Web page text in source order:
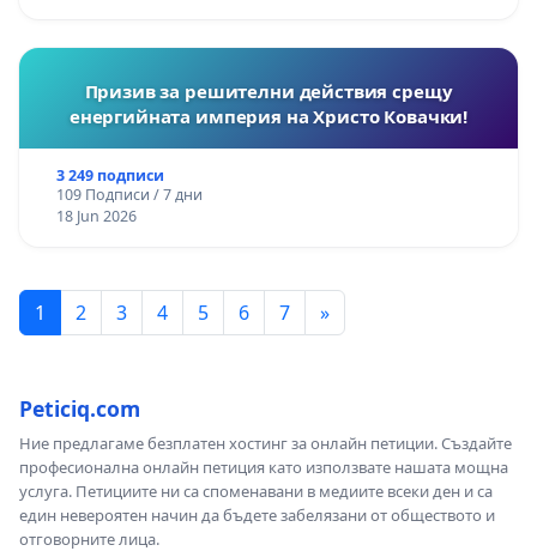
Призив за решителни действия срещу
енергийната империя на Христо Ковачки!
3 249 подписи
109 Подписи / 7 дни
18 Jun 2026
1 2 3 4 5 6 7 »
Peticiq.com
Ние предлагаме безплатен хостинг за онлайн петиции. Създайте
професионална онлайн петиция като използвате нашата мощна
услуга. Петициите ни са споменавани в медиите всеки ден и са
един невероятен начин да бъдете забелязани от обществото и
отговорните лица.